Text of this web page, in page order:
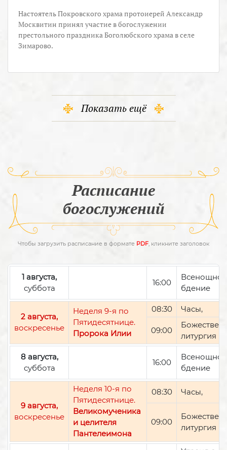
Настоятель Покровского храма протоиерей Александр
Москвитин принял участие в богослужении
престольного праздника Боголюбского храма в селе
Зимарово.
Показать ещё
Расписание
богослужений
Чтобы загрузить расписание в формате PDF, кликните заголовок
1 августа,
суббота
16:00
Всенощное
бдение
2 августа,
воскресенье
Неделя 9-я по
Пятидесятнице.
Пророка Илии
08:30 Часы,
09:00
литургия
8 августа,
суббота
16:00
Всенощное
бдение
9 августа,
воскресенье
Неделя 10-я по
Пятидесятнице.
Великомученика
и целителя
Пантелеимона
08:30 Часы,
09:00
литургия